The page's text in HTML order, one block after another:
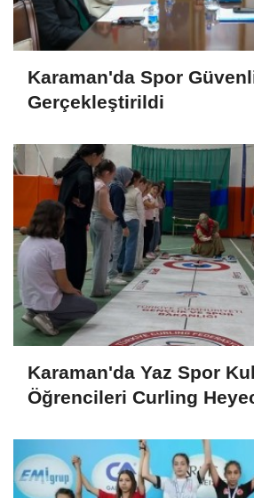
Karaman'da Spor
Gerçekleştirildi
Karaman'da Yaz Spor
Öğrencileri Curling